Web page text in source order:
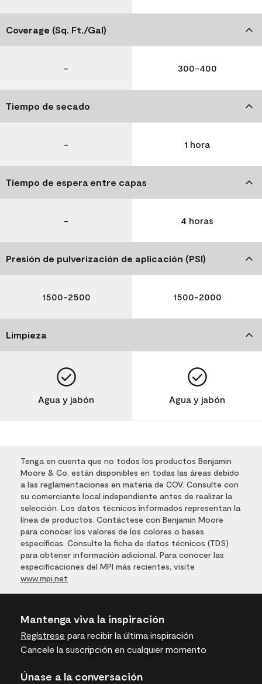
Coverage (Sq. Ft./Gal)
- 300-400
Tiempo de secado
- 1 hora
Tiempo de espera entre capas
- 4 horas
Presión de pulverización de aplicación (PSI)
1500-2500 1500-2000
Limpieza
Agua y jabón Agua y jabón
Tenga en cuenta que no todos los productos Benjamin
Moore & Co. están disponibles en todas las áreas debido
a las reglamentaciones en materia de COV. Consulte con
su comerciante local independiente antes de realizar la
selección. Los datos técnicos informados representan la
línea de productos. Contáctese con Benjamin Moore
para conocer los valores de los colores o bases
específicas. Consulte la ficha de datos técnicos (TDS)
para obtener información adicional. Para conocer las
especificaciones del MPI más recientes, visite
www.mpi.net
Mantenga viva la inspiración
Regístrese para recibir la última inspiración
Cancele la suscripción en cualquier momento
Únase a la conversación